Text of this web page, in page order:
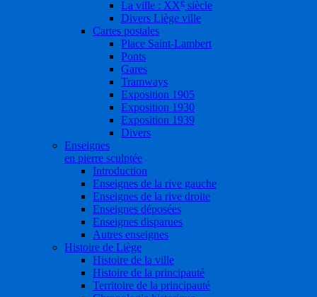
La ville : XX
siècle
Divers Liège ville
Cartes postales
Place Saint-Lambert
Ponts
Gares
Tramways
Exposition 1905
Exposition 1930
Exposition 1939
Divers
Enseignes
en pierre sculptée
Introduction
Enseignes de la rive gauche
Enseignes de la rive droite
Enseignes déposées
Enseignes disparues
Autres enseignes
Histoire de Liège
Histoire de la ville
Histoire de la principauté
Territoire de la principauté